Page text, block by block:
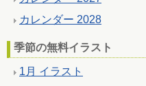
カレンダー 2028
季節の無料イラスト
1月 イラスト